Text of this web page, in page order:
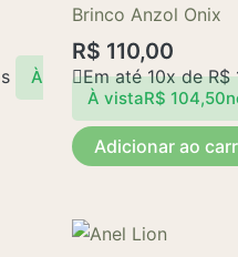
À
Brinco Anzol Onix
R$ 110,00
Em até 10x deR$
À vistaR$ 104,50
Adicionar ao